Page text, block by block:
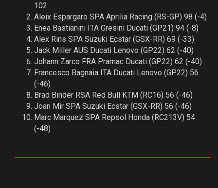
102
Aleix Espargaro SPA Aprilia Racing (RS-GP) 98 (-4)
Enea Bastianini ITA Gresini Ducati (GP21) 94 (-8)
Alex Rins SPA Suzuki Ecstar (GSX-RR) 69 (-33)
Jack Miller AUS Ducati Lenovo (GP22) 62 (-40)
Johann Zarco FRA Pramac Ducati (GP22) 62 (-40)
Francesco Bagnaia ITA Ducati Lenovo (GP22) 56
(-46)
Brad Binder RSA Red Bull KTM (RC16) 56 (-46)
Joan Mir SPA Suzuki Ecstar (GSX-RR) 56 (-46)
Marc Marquez SPA Repsol Honda (RC213V) 54
(-48)